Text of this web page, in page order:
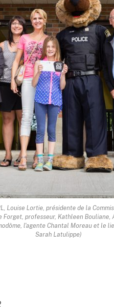
Louise Lortie, présidente de la
Forget, professeur, Kathleen
l'agente Chantal Moreau et le
Sarah Latulippe)